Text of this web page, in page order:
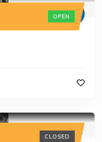
OPEN
CLOSED